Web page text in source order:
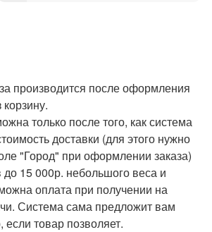
производится после оформления
корзину.
только после того, как система
доставки (для этого нужно
"Город" при оформлении заказа)
15 000р. небольшого веса и
оплата при получении на
Система сама предложит вам
если товар позволяет.